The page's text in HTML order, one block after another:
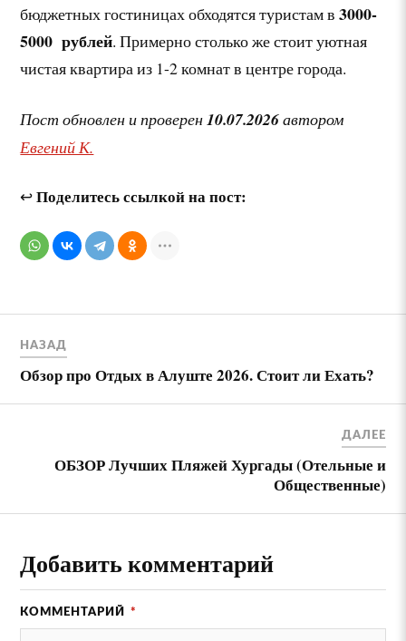
бюджетных гостиницах обходятся туристам в3000-
5000 рублей. Примерно столько же стоит уютная
чистая квартира из 1-2 комнат в центре города.
Пост обновлен и проверен10.07.2026автором
Евгений К.
↩Поделитесь ссылкой на пост:
НАЗАД
Обзор про Отдых в Алуште 2026. Стоит ли Ехать?
ДАЛЕЕ
ОБЗОР Лучших Пляжей Хургады (Отельные и
Общественные)
Добавить комментарий
КОММЕНТАРИЙ *